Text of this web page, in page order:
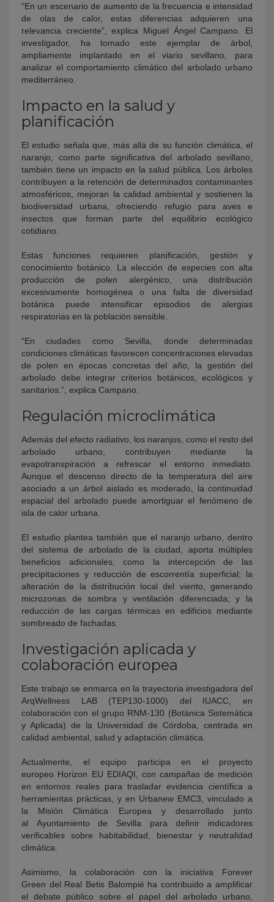
“En un escenario de aumento de la frecuencia e intensidad
de olas de calor, estas diferencias adquieren una
relevancia creciente”, explica Miguel Ángel Campano. El
investigador, ha tomado este ejemplar de árbol,
ampliamente implantado en el viario sevillano, para
analizar el comportamiento climático del arbolado urbano
mediterráneo.
Impacto en la salud y
planificación
El estudio señala que, más allá de su función climática, el
naranjo, como parte significativa del arbolado sevillano,
también tiene un impacto en la salud pública. Los árboles
contribuyen a la retención de determinados contaminantes
atmosféricos, mejoran la calidad ambiental y sostienen la
biodiversidad urbana, ofreciendo refugio para aves e
insectos que forman parte del equilibrio ecológico
cotidiano.
Estas funciones requieren planificación, gestión y
conocimiento botánico. La elección de especies con alta
producción de polen alergénico, una distribución
excesivamente homogénea o una falta de diversidad
botánica puede intensificar episodios de alergias
respiratorias en la población sensible.
“En ciudades como Sevilla, donde determinadas
condiciones climáticas favorecen concentraciones elevadas
de polen en épocas concretas del año, la gestión del
arbolado debe integrar criterios botánicos, ecológicos y
sanitarios.”, explica Campano.
Regulación microclimática
Además del efecto radiativo, los naranjos, como el resto del
arbolado urbano, contribuyen mediante la
evapotranspiración a refrescar el entorno inmediato.
Aunque el descenso directo de la temperatura del aire
asociado a un árbol aislado es moderado, la continuidad
espacial del arbolado puede amortiguar el fenómeno de
isla de calor urbana.
El estudio plantea también que el naranjo urbano, dentro
del sistema de arbolado de la ciudad, aporta múltiples
beneficios adicionales, como la intercepción de las
precipitaciones y reducción de escorrentía superficial; la
alteración de la distribución local del viento, generando
microzonas de sombra y ventilación diferenciada; y la
reducción de las cargas térmicas en edificios mediante
sombreado de fachadas.
Investigación aplicada y
colaboración europea
Este trabajo se enmarca en la trayectoria investigadora del
ArqWellness LAB (TEP130-1000) del IUACC, en
colaboración con el grupo RNM-130 (Botánica Sistemática
y Aplicada) de la Universidad de Córdoba, centrada en
calidad ambiental, salud y adaptación climática.
Actualmente, el equipo participa en el proyecto
europeo Horizon EU EDIAQI, con campañas de medición
en entornos reales para trasladar evidencia científica a
herramientas prácticas, y en Urbanew EMC3, vinculado a
la Misión Climática Europea y desarrollado junto
al Ayuntamiento de Sevilla para definir indicadores
verificables sobre habitabilidad, bienestar y neutralidad
climática.
Asimismo, la colaboración con la iniciativa Forever
Green del Real Betis Balompié ha contribuido a amplificar
el debate público sobre el papel del arbolado urbano,